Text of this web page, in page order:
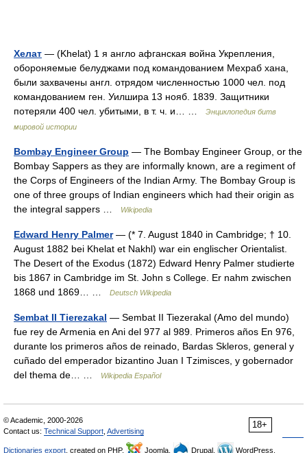
Хелат — (Khelat) 1 я англо афганская война Укрепления,
обороняемые белуджами под командованием Мехраб хана,
были захвачены англ. отрядом численностью 1000 чел. под
командованием ген. Уилшира 13 нояб. 1839. Защитники
потеряли 400 чел. убитыми, в т. ч. и… …
Энциклопедия битв
мировой истории
Bombay Engineer Group — The Bombay Engineer Group, or the
Bombay Sappers as they are informally known, are a regiment of
the Corps of Engineers of the Indian Army. The Bombay Group is
one of three groups of Indian engineers which had their origin as
the integral sappers …
Wikipedia
Edward Henry Palmer— (* 7. August 1840 in Cambridge; † 10.
August 1882 bei Khelat et Nakhl) war ein englischer Orientalist.
The Desert of the Exodus (1872) Edward Henry Palmer studierte
bis 1867 in Cambridge im St. John s College. Er nahm zwischen
1868 und 1869… …
Deutsch Wikipedia
Sembat II Tierezakal — Sembat II Tiezerakal (Amo del mundo)
fue rey de Armenia en Ani del 977 al 989. Primeros años En 976,
durante los primeros años de reinado, Bardas Skleros, general y
cuñado del emperador bizantino Juan I Tzimisces, y gobernador
del thema de… …
Wikipedia Español
18+
© Academic, 2000-2026
Contact us: Technical Support Advertising
Dictionaries export , created on PHP, Joomla, Drupal,
WordPress,